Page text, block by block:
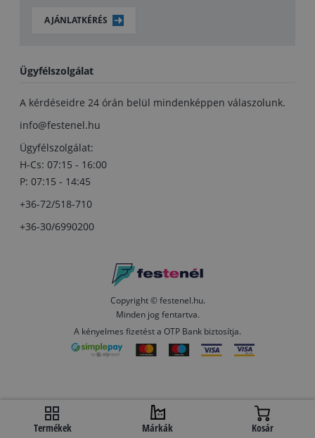
AJÁNLATKÉRÉS
Ügyfélszolgálat
A kérdéseidre 24 órán belül mindenképpen válaszolunk.
info@festenel.hu
Ügyfélszolgálat:
H-Cs: 07:15 - 16:00
P: 07:15 - 14:45
+36-72/518-710
+36-30/6990200
Copyright © festenel.hu.
Minden jog fentartva.
A kényelmes fizetést a OTP Bank biztosítja.
Termékek Márkák Kosár